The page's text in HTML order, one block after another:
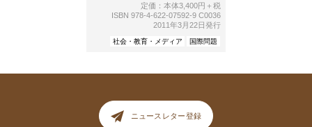
定価：本体3,400円＋税
ISBN 978-4-622-07592-9 C0036
2011年3月22日発行
社会・教育・メディア 国際問題
ニュースレター登録